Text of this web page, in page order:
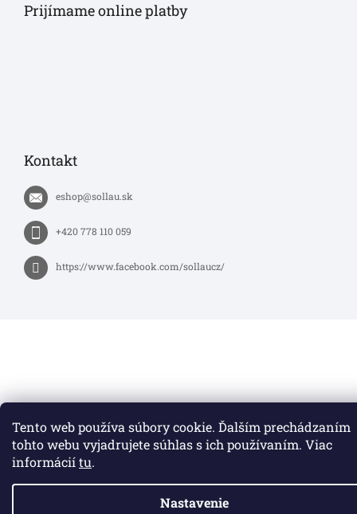
Tento web používa súbory cookie. Ďalším prechádzaním
tohto webu vyjadrujete súhlas s ich používaním. Viac
informáciítu.
Nastavenie
Prijímame online platby
Kontakt
eshop@sollau.sk
+420 778 110 059
https://www.facebook.com/sollaucz/